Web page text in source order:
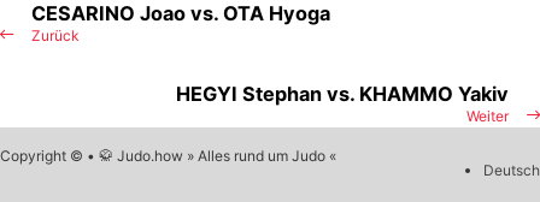
Zurück
CESARINO Joao vs. OTA Hyoga
Weiter
HEGYI Stephan vs. KHAMMO Yakiv
Copyright © • 🥋 Judo.how » Alles rund um Judo «
Deutsch